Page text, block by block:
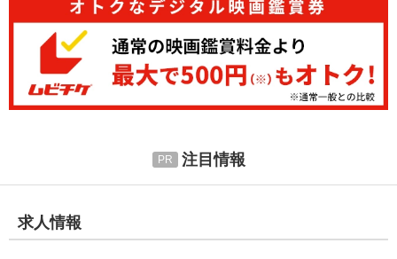
注目情報
求人情報